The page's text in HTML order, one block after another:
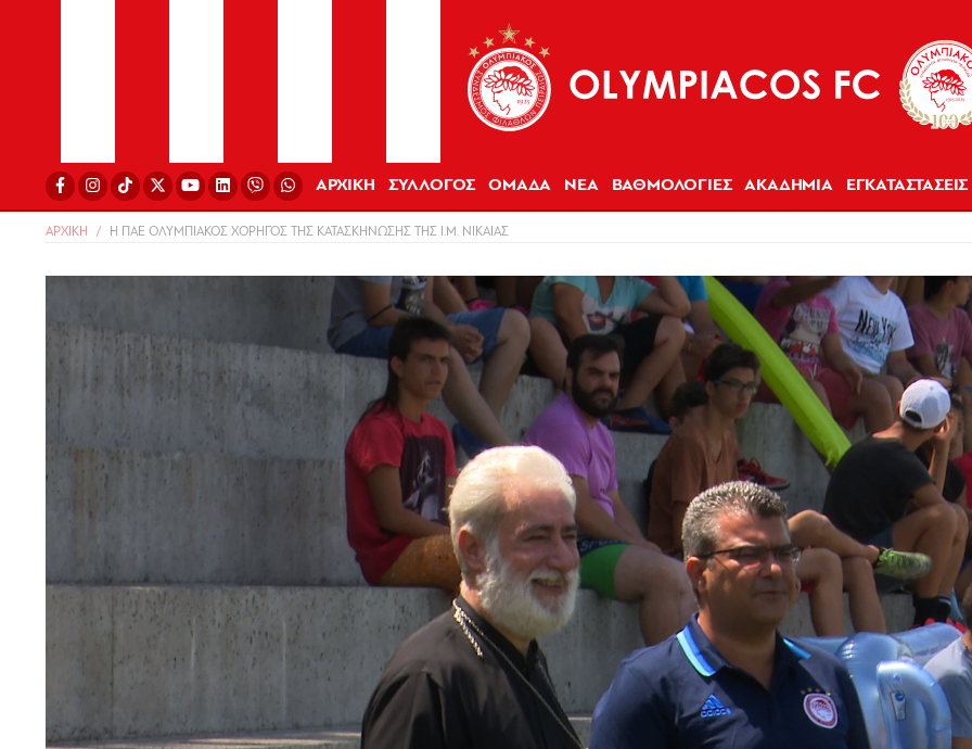
ΑΡΧΙΚΗ ΣΥΛΛΟΓΟΣ ΟΜΑΔΑ ΝΕΑ ΒΑΘΜΟΛΟΓΙΕΣ ΑΚΑΔΗΜΙΑ ΕΓΚΑΤΑΣΤΑΣΕΙΣ
ΑΡΧΙΚΗ Η ΠΑΕ ΟΛΥΜΠΙΑΚΟΣ ΧΟΡΗΓΟΣ ΤΗΣ ΚΑΤΑΣΚΗΝΩΣΗΣ ΤΗΣ Ι.Μ. ΝΙΚΑΙΑΣ